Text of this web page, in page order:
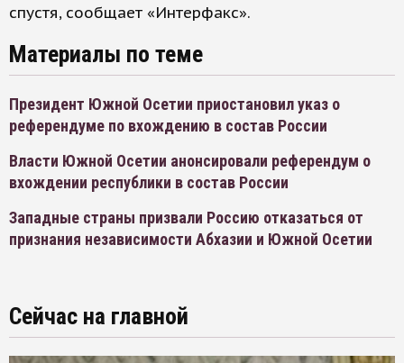
спустя, сообщает «Интерфакс».
Материалы по теме
Президент Южной Осетии приостановил указ о
референдуме по вхождению в состав России
Власти Южной Осетии анонсировали референдум о
вхождении республики в состав России
Западные страны призвали Россию отказаться от
признания независимости Абхазии и Южной Осетии
Сейчас на главной